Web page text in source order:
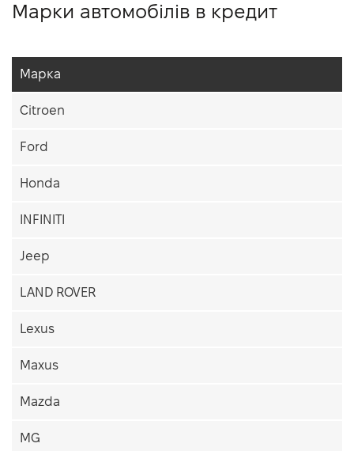
Марки автомобілів в кредит
Марка
Citroen
Ford
Honda
INFINITI
Jeep
LAND ROVER
Lexus
Maxus
Mazda
MG